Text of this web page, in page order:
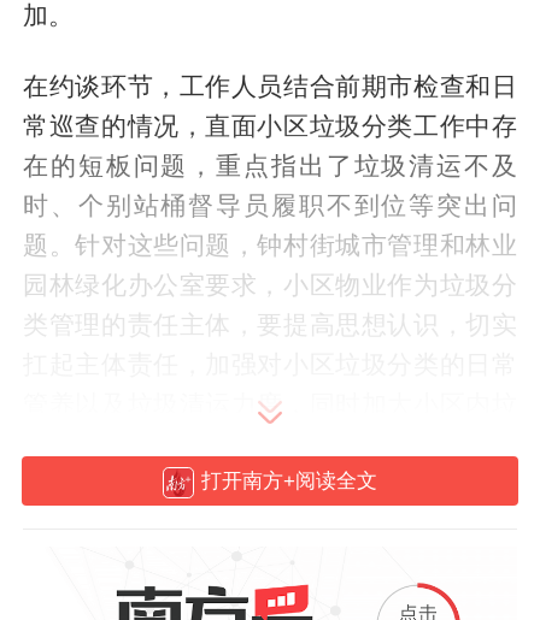
加。
在约谈环节，工作人员结合前期市检查和日
常巡查的情况，直面小区垃圾分类工作中存
在的短板问题，重点指出了垃圾清运不及
时、个别站桶督导员履职不到位等突出问
题。针对这些问题，钟村街城市管理和林业
园林绿化办公室要求，小区物业作为垃圾分
类管理的责任主体，要提高思想认识，切实
管养以及垃圾清运力度，同时加大小区内垃
类、正确分类的良好习惯。物业负责人现场
垃圾分类的各项工作。
打开南方+阅读全文